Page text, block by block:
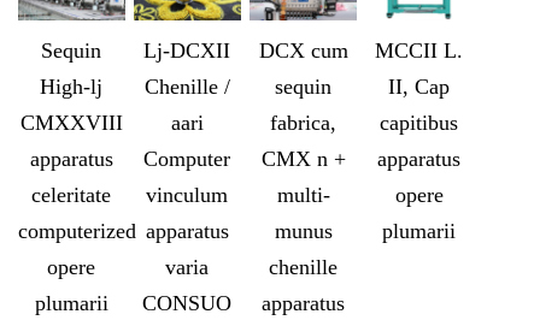
Sequin
High-lj
CMXXVIII
apparatus
celeritate
computerized
opere
plumarii
Lj-DCXII
Chenille /
aari
Computer
vinculum
apparatus
varia
CONSUO
DCX cum
sequin
fabrica,
CMX n +
multi-
munus
chenille
apparatus
MCCII L.
II, Cap
capitibus
apparatus
opere
plumarii